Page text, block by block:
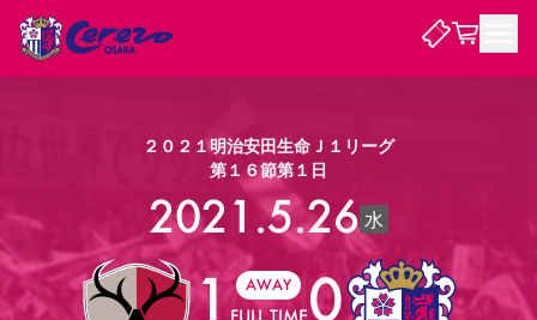
試合日程 / 結果 順位表
チームについて
チケット
クラブを知る
２０２１明治安田生命Ｊ１リーグ
第１６節第１日
2021.5.26水
1 AWAY 0